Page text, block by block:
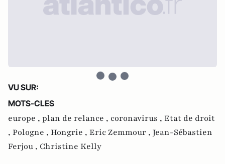
VU SUR:
MOTS-CLES
europe , plan de relance , coronavirus , Etat de droit
, Pologne , Hongrie , Eric Zemmour , Jean-Sébastien
Ferjou , Christine Kelly